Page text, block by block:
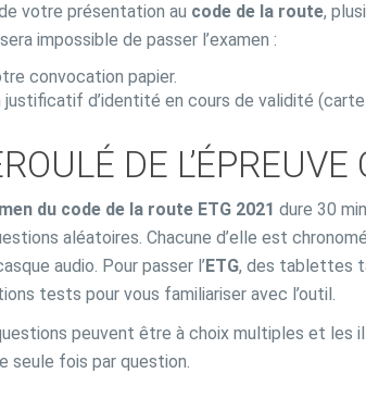
votre présentation au code de la route,
impossible de passer l’examen :
convocation papier.
justificatif d’identité en cours de validité
DE
du code de la route ETG 2021 dure 30
aléatoires. Chacune d’elle est
audio. Pour passer l’ETG, des tablettes
tests pour vous familiariser avec l’outil.
peuvent être à choix multiples et les
seule fois par question.